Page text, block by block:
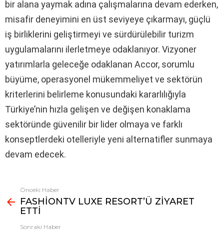
bir alana yaymak adına çalışmalarına devam ederken,
misafir deneyimini en üst seviyeye çıkarmayı, güçlü
iş birliklerini geliştirmeyi ve sürdürülebilir turizm
uygulamalarını ilerletmeye odaklanıyor. Vizyoner
yatırımlarla geleceğe odaklanan Accor, sorumlu
büyüme, operasyonel mükemmeliyet ve sektörün
kriterlerini belirleme konusundaki kararlılığıyla
Türkiye’nin hızla gelişen ve değişen konaklama
sektöründe güvenilir bir lider olmaya ve farklı
konseptlerdeki otelleriyle yeni alternatifler sunmaya
devam edecek.
Fazlasına
bak
Önceki Haber
FASHİONTV LUXE RESORT’Ü ZİYARET
ETTİ
Sonraki Haber